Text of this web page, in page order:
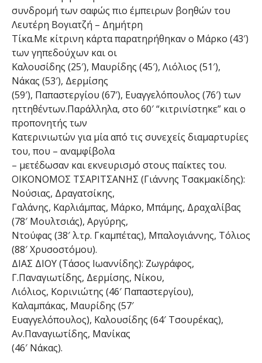
συνδρομή των σαφώς πιο έμπειρων βοηθών του
Λευτέρη Βογιατζή – Δημήτρη
Τίκα.Με κίτρινη κάρτα παρατηρήθηκαν ο Μάρκο (43′)
των γηπεδούχων και οι
Καλουσίδης (25′), Μαυρίδης (45′), Λιόλιος (51′),
Νάκας (53′), Δερμίσης
(59′), Παπαστεργίου (67′), Ευαγγελόπουλος (76′) των
ηττηθέντων.Παράλληλα, στο 60′ “κιτρινίστηκε” και ο
προπονητής των
Κατερινιωτών για μία από τις συνεχείς διαμαρτυρίες
του, που – αναμφίβολα
– μετέδωσαν και εκνευρισμό στους παίκτες του.
ΟΙΚΟΝΟΜΟΣ ΤΣΑΡΙΤΣΑΝΗΣ (Γιάννης Τσακμακίδης):
Νούσιας, Δραγατσίκης,
Γαλάνης, Καρλιάμπας, Μάρκο, Μπάμης, Δραχαλίβας
(78′ Μουλτσιάς), Αργύρης,
Ντούφας (38′ λ.τρ. Γκαμπέτας), Μπαλογιάννης, Τόλιος
(88′ Χρυσοστόμου).
ΔΙΑΣ ΔΙΟΥ (Τάσος Ιωαννίδης): Ζωγράφος,
Γ.Παναγιωτίδης, Δερμίσης, Νίκου,
Λιόλιος, Κορινιώτης (46′ Παπαστεργίου),
Καλαμπάκας, Μαυρίδης (57′
Ευαγγελόπουλος), Καλουσίδης (64′ Τσουρέκας),
Αν.Παναγιωτίδης, Μανίκας
(46′ Νάκας).